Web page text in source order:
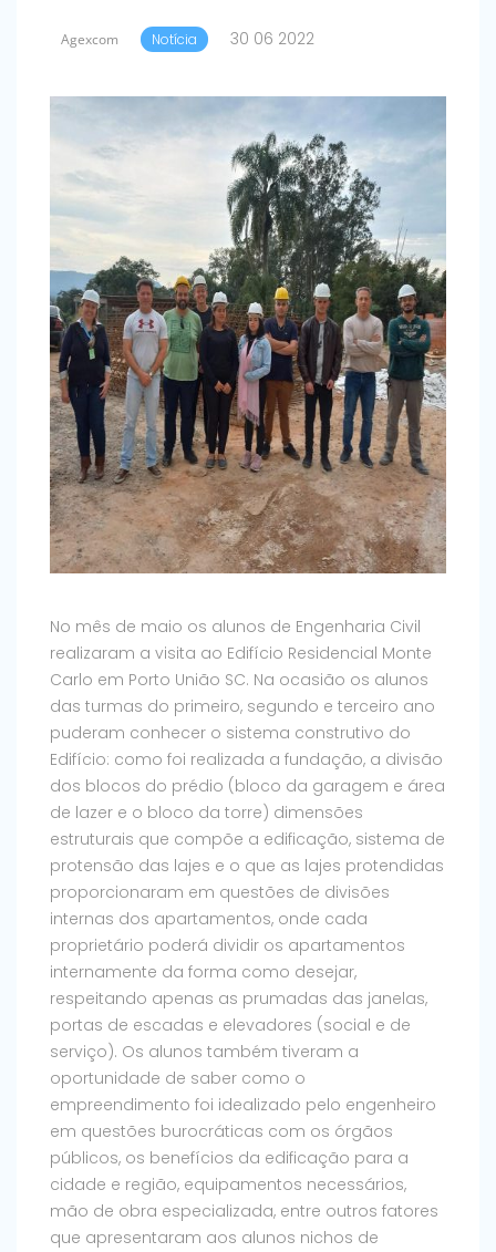
Agexcom Notícia 30 06 2022
No mês de maio os alunos de Engenharia Civil
realizaram a visita ao Edifício Residencial Monte
Carlo em Porto União SC. Na ocasião os alunos
das turmas do primeiro, segundo e terceiro ano
puderam conhecer o sistema construtivo do
Edifício: como foi realizada a fundação, a divisão
dos blocos do prédio (bloco da garagem e área
de lazer e o bloco da torre) dimensões
estruturais que compõe a edificação, sistema de
protensão das lajes e o que as lajes protendidas
proporcionaram em questões de divisões
internas dos apartamentos, onde cada
proprietário poderá dividir os apartamentos
internamente da forma como desejar,
respeitando apenas as prumadas das janelas,
portas de escadas e elevadores (social e de
serviço). Os alunos também tiveram a
oportunidade de saber como o
empreendimento foi idealizado pelo engenheiro
em questões burocráticas com os órgãos
públicos, os benefícios da edificação para a
cidade e região, equipamentos necessários,
mão de obra especializada, entre outros fatores
que apresentaram aos alunos nichos de